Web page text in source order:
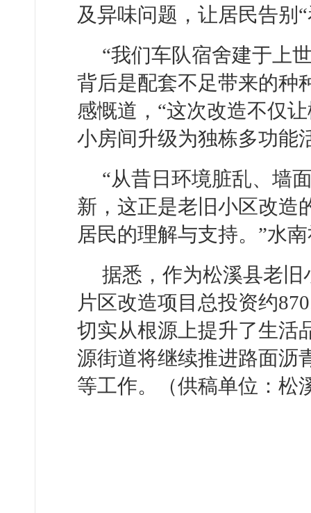
及异味问题，让居民告别
“我们车队宿舍建于上
背后是配套不足带来的种
感慨道，“这次改造不仅
小房间升级为独栋多功能
“从昔日环境脏乱、墙
新，这正是老旧小区改造
居民的理解与支持。”水
据悉，作为松溪县老
片区改造项目总投资约
切实从根源上提升了生活
源街道将继续推进路面沥
等工作。（供稿单位：松